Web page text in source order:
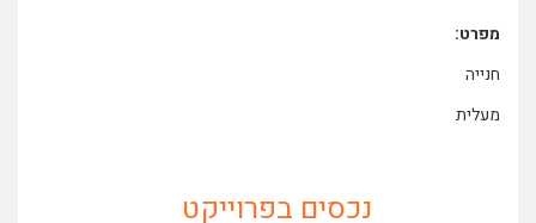
מפרט:
חנייה
מעלית
נכסים בפרוייקט